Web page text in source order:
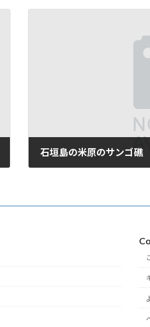
石垣島の米原のサンゴ礁